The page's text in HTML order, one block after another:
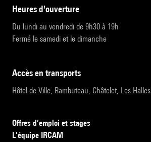
heures d'ouverture
Du lundi au vendredi de 9h30 à 19h
Fermé le samedi et le dimanche
accès en transports
Hôtel de Ville, Rambuteau, Châtelet, Les Halles
Offres d’emploi et stages
L’équipe IRCAM